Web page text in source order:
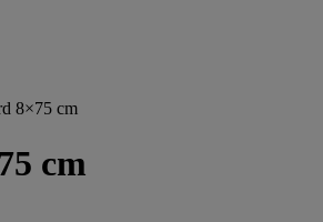
8×75 cm
cm